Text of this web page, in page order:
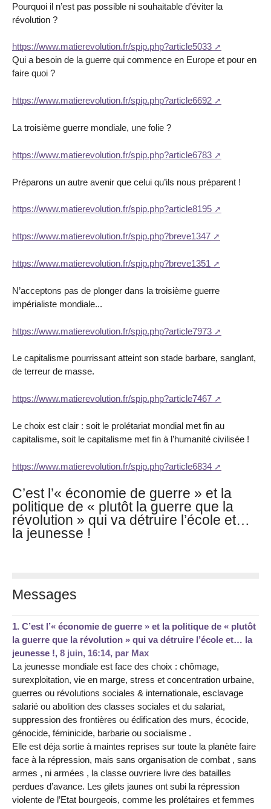
Pourquoi il n’est pas possible ni souhaitable d’éviter la
révolution ?
https://www.matierevolution.fr/spip.php?article5033
Qui a besoin de la guerre qui commence en Europe et pour en
faire quoi ?
https://www.matierevolution.fr/spip.php?article6692
La troisième guerre mondiale, une folie ?
https://www.matierevolution.fr/spip.php?article6783
Préparons un autre avenir que celui qu’ils nous préparent !
https://www.matierevolution.fr/spip.php?article8195
https://www.matierevolution.fr/spip.php?breve1347
https://www.matierevolution.fr/spip.php?breve1351
N’acceptons pas de plonger dans la troisième guerre
impérialiste mondiale...
https://www.matierevolution.fr/spip.php?article7973
Le capitalisme pourrissant atteint son stade barbare, sanglant,
de terreur de masse.
https://www.matierevolution.fr/spip.php?article7467
Le choix est clair : soit le prolétariat mondial met fin au
capitalisme, soit le capitalisme met fin à l’humanité civilisée !
https://www.matierevolution.fr/spip.php?article6834
C’est l’« économie de guerre » et la
politique de « plutôt la guerre que la
révolution » qui va détruire l’école et…
la jeunesse !
Messages
1. C’est l’« économie de guerre » et la politique de « plutôt
la guerre que la révolution » qui va détruire l’école et… la
jeunesse !, 8 juin, 16:14, par Max
La jeunesse mondiale est face des choix : chômage,
surexploitation, vie en marge, stress et concentration urbaine,
guerres ou révolutions sociales & internationale, esclavage
salarié ou abolition des classes sociales et du salariat,
suppression des frontières ou édification des murs, écocide,
génocide, féminicide, barbarie ou socialisme .
Elle est déja sortie à maintes reprises sur toute la planète faire
face à la répression, mais sans organisation de combat , sans
armes , ni armées , la classe ouvriere livre des batailles
perdues d’avance. Les gilets jaunes ont subi la répression
violente de l’Etat bourgeois, comme les prolétaires et femmes